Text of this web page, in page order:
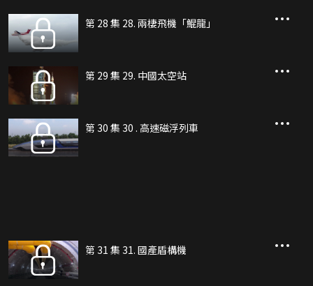
第 28 集 28. 兩棲飛機「鯤龍」
第 29 集 29. 中國太空站
第 30 集 30 . 高速磁浮列車
第 31 集 31. 國產盾構機